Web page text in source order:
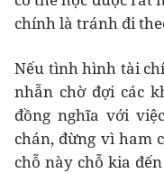
chính là tránh đi
Nếu tình hình tài
nhẫn chờ đợi các
đồng nghĩa với
chán, đừng vì ham
chỗ này chỗ kia